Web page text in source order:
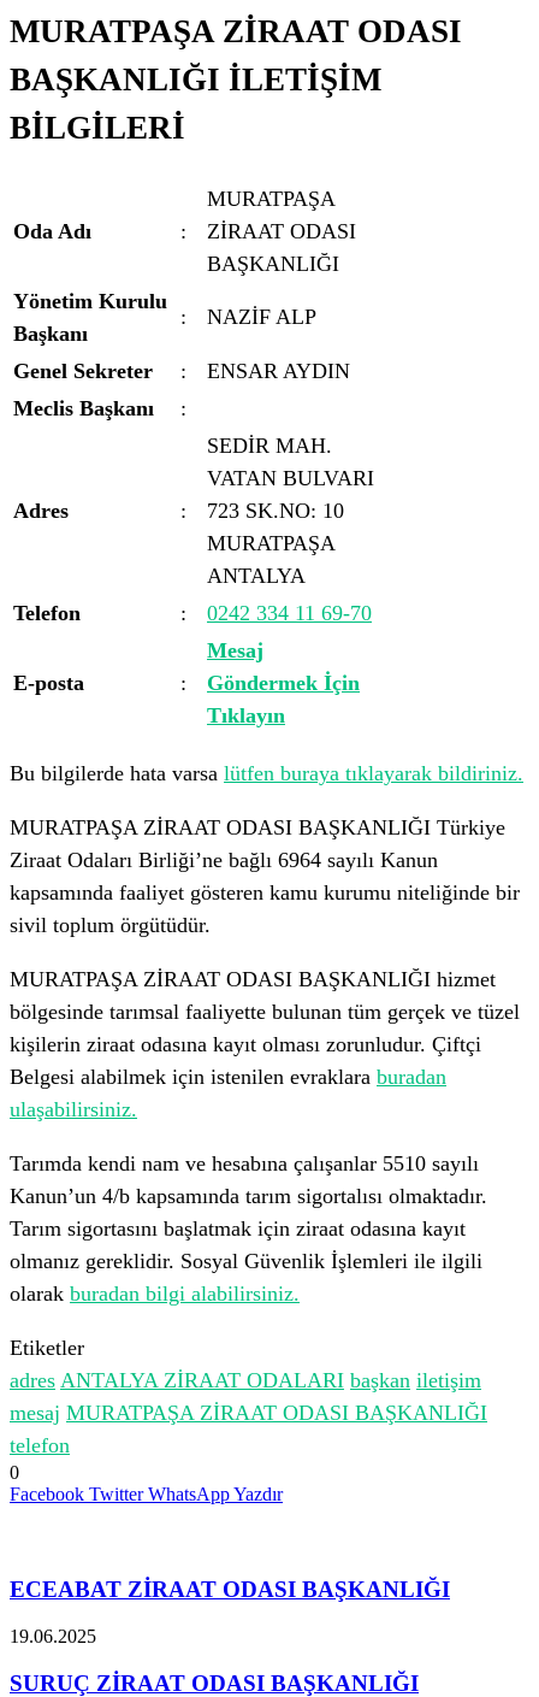
MURATPAŞA ZİRAAT ODASI
BAŞKANLIĞI İLETİŞİM
BİLGİLERİ
Oda Adı :
MURATPAŞA
ZİRAAT ODASI
BAŞKANLIĞI
Yönetim Kurulu
Başkanı
: NAZİF ALP
Genel Sekreter :
ENSAR AYDIN
Meclis Başkanı
:
Adres :
SEDİR MAH.
VATAN BULVARI
723 SK.NO: 10
MURATPAŞA
ANTALYA
Telefon
: 0242 334 11 69-70
E-posta :
Mesaj
Göndermek İçin
Tıklayın
Bu bilgilerde hata varsa lütfen buraya tıklayarak bildiriniz.
MURATPAŞA ZİRAAT ODASI BAŞKANLIĞI Türkiye
Ziraat Odaları Birliği’ne bağlı 6964 sayılı Kanun
kapsamında faaliyet gösteren kamu kurumu niteliğinde bir
sivil toplum örgütüdür.
MURATPAŞA ZİRAAT ODASI BAŞKANLIĞI hizmet
bölgesinde tarımsal faaliyette bulunan tüm gerçek ve tüzel
kişilerin ziraat odasına kayıt olması zorunludur. Çiftçi
Belgesi alabilmek için istenilen evraklara buradan
ulaşabilirsiniz.
Tarımda kendi nam ve hesabına çalışanlar 5510 sayılı
Kanun’un 4/b kapsamında tarım sigortalısı olmaktadır.
Tarım sigortasını başlatmak için ziraat odasına kayıt
olmanız gereklidir. Sosyal Güvenlik İşlemleri ile ilgili
olarak buradan bilgi alabilirsiniz.
Etiketler
adres ANTALYA ZİRAAT ODALARI başkan iletişim
mesaj MURATPAŞA ZİRAAT ODASI BAŞKANLIĞI
telefon
0
Facebook Twitter WhatsAppYazdır
ECEABAT ZİRAAT ODASI BAŞKANLIĞI
19.06.2025
SURUÇ ZİRAAT ODASI BAŞKANLIĞI